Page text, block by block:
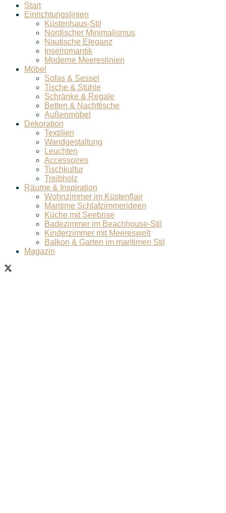
Start
Einrichtungslinien
Küstenhaus-Stil
Nordischer Minimalismus
Nautische Eleganz
Inselromantik
Moderne Meereslinien
Möbel
Sofas & Sessel
Tische & Stühle
Schränke & Regale
Betten & Nachttische
Außenmöbel
Dekoration
Textilien
Wandgestaltung
Leuchten
Accessoires
Tischkultur
Treibholz
Räume & Inspiration
Wohnzimmer im Küstenflair
Maritime Schlafzimmerideen
Küche mit Seebrise
Badezimmer im Beachhouse-Stil
Kinderzimmer mit Meereswelt
Balkon & Garten im maritimen Stil
Magazin